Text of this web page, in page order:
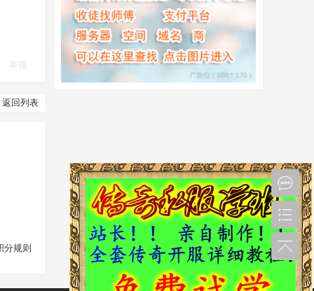
举报
返回列表
分规则